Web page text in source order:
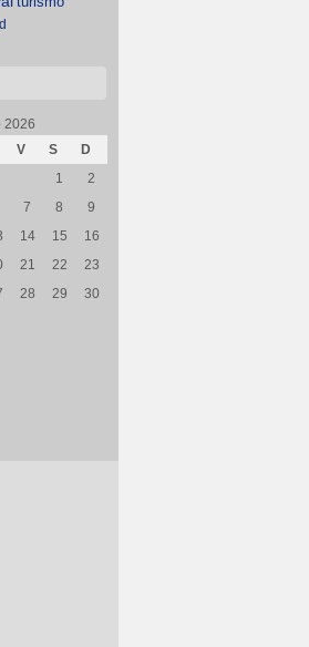
2026
V S
D
1
2
7 8
9
14 15
16
21 22
23
28 29
30